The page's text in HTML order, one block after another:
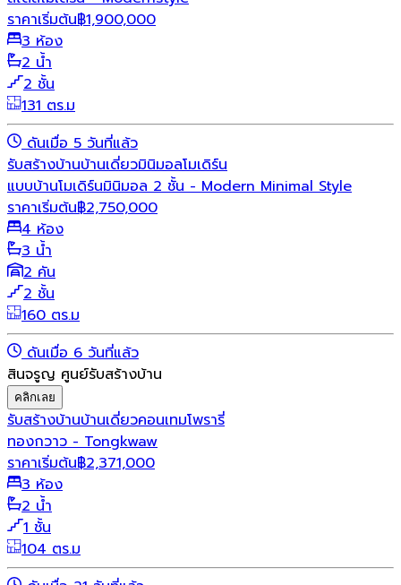
ราคาเริ่มต้น฿1,900,000
3 ห้อง
2 น้ำ
2 ชั้น
131 ตร.ม
ดันเมื่อ 5 วันที่แล้ว
รับสร้างบ้านบ้านเดี่ยวมินิมอลโมเดิร์น
แบบบ้านโมเดิร์นมินิมอล 2 ชั้น - Modern Minimal Style
ราคาเริ่มต้น฿2,750,000
4 ห้อง
3 น้ำ
2 คัน
2 ชั้น
160 ตร.ม
ดันเมื่อ 6 วันที่แล้ว
สินจรูญ ศูนย์รับสร้างบ้าน
คลิกเลย
รับสร้างบ้านบ้านเดี่ยวคอนเทมโพรารี่
ทองกวาว - Tongkwaw
ราคาเริ่มต้น฿2,371,000
3 ห้อง
2 น้ำ
1 ชั้น
104 ตร.ม